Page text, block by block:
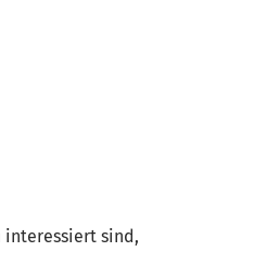
interessiert sind,